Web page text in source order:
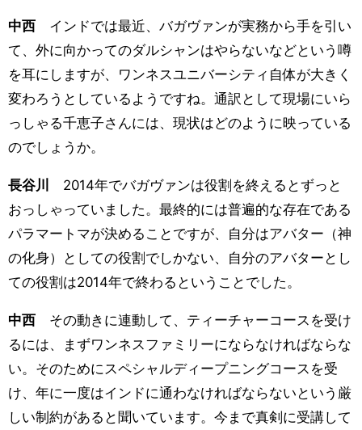
中西 インドでは最近、バガヴァンが実務から手を引い
て、外に向かってのダルシャンはやらないなどという噂
を耳にしますが、ワンネスユニバーシティ自体が大きく
変わろうとしているようですね。通訳として現場にいら
っしゃる千恵子さんには、現状はどのように映っている
のでしょうか。
長谷川
2014年でバガヴァンは役割を終えるとずっと
おっしゃっていました。最終的には普遍的な存在である
パラマートマが決めることですが、自分はアバター（神
の化身）としての役割でしかない、自分のアバターとし
ての役割は2014年で終わるということでした。
中西 その動きに連動して、ティーチャーコースを受け
るには、まずワンネスファミリーにならなければならな
い。そのためにスペシャルディープニングコースを受
け、年に一度はインドに通わなければならないという厳
しい制約があると聞いています。今まで真剣に受講して